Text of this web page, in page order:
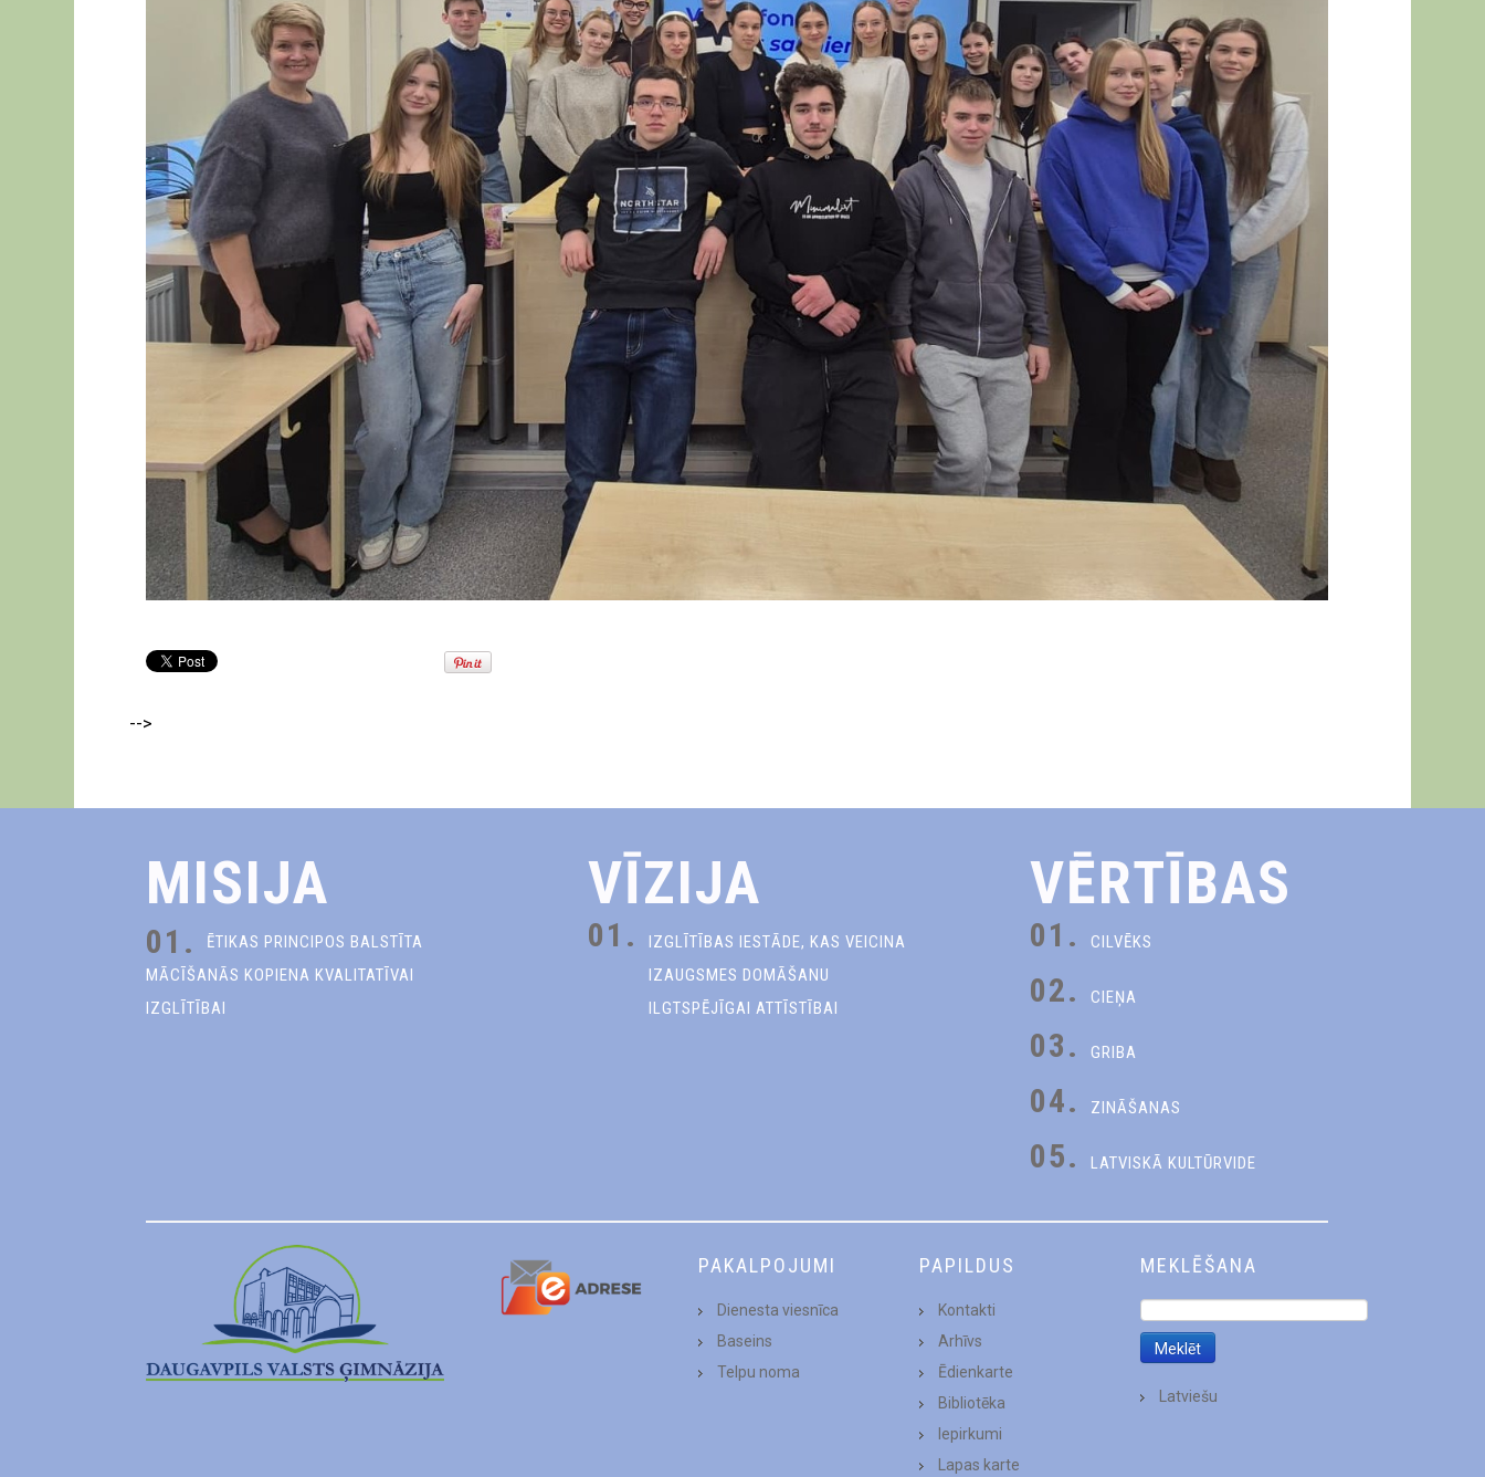
-->
MISIJA
01.
ĒTIKAS PRINCIPOS BALSTĪTA
MĀCĪŠANĀS KOPIENA KVALITATĪVAI
IZGLĪTĪBAI
VĪZIJA
01.
IZGLĪTĪBAS IESTĀDE, KAS VEICINA
IZAUGSMES DOMĀŠANU
ILGTSPĒJĪGAI ATTĪSTĪBAI
VĒRTĪBAS
01. CILVĒKS
02. CIEŅA
03. GRIBA
04. ZINĀŠANAS
05. LATVISKĀ KULTŪRVIDE
PAKALPOJUMI
Dienesta viesnīca
Baseins
Telpu noma
PAPILDUS
Kontakti
Arhīvs
Ēdienkarte
Bibliotēka
Iepirkumi
Lapas karte
MEKLĒŠANA
Latviešu